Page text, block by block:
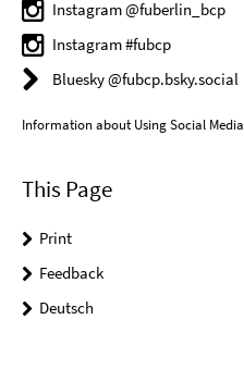
Instagram @fuberlin_bcp
Instagram #fubcp
Bluesky @fubcp.bsky.social
Information about Using Social Media
This Page
Print
Feedback
Deutsch